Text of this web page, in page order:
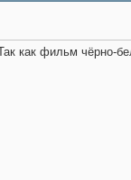
как фильм чёрно-